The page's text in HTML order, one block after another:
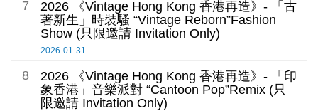
7
2026 《Vintage Hong Kong 香港再造》- 「古
著新生」時裝騷 “Vintage Reborn”Fashion
Show (只限邀請 Invitation Only)
2026-01-31
8
2026 《Vintage Hong Kong 香港再造》- 「印
象香港」音樂派對 “Cantoon Pop”Remix (只
限邀請 Invitation Only)